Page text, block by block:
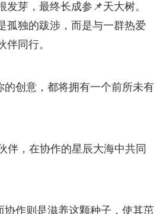
发芽，最终长成参📌天大树。
孤独的跋涉，而是与一群热爱
伴同行。
的创意，都将拥有一个前所未有
伴，在协作的星辰大海中共同
协作则是滋养这颗种子，使其茁